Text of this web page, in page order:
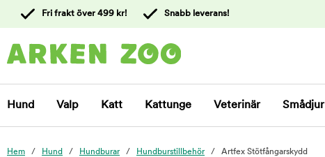
kundtjänst
Fri frakt över 499 kr! Snabb leverans!
Hund Valp Katt Kattunge Veterinär Smådjur
Hem Hund Hundburar Hundburstillbehör Artfex Stötfångarskydd